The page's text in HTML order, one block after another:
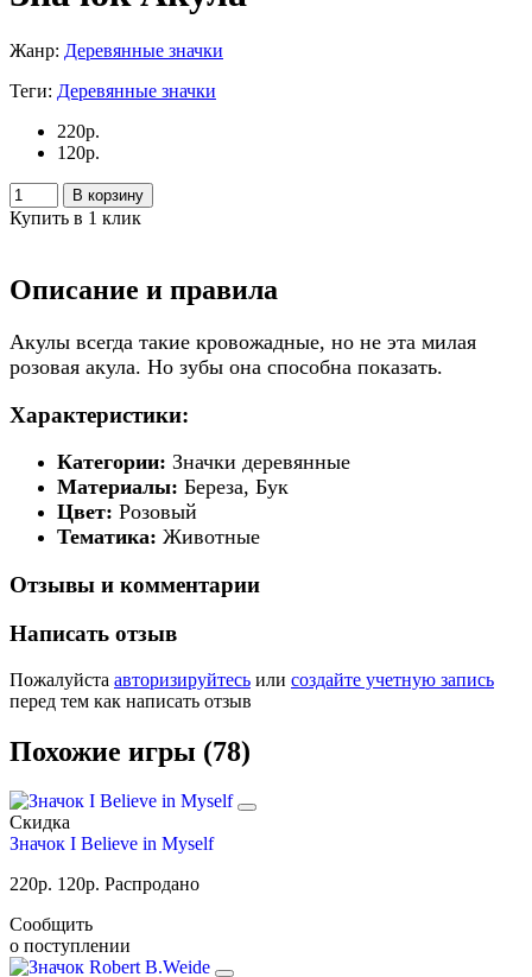
Жанр: Деревянные значки
Теги: Деревянные значки
220р.
120р.
В корзину
Купить в 1 клик
Описание и правила
Акулы всегда такие кровожадные, но не эта милая
розовая акула. Но зубы она способна показать.
Характеристики:
Категории: Значки деревянные
Материалы: Береза, Бук
Цвет: Розовый
Тематика: Животные
Отзывы и комментарии
Написать отзыв
Пожалуйста авторизируйтесь или создайте учетную запись
перед тем как написать отзыв
Похожие игры (78)
Скидка
Значок I Believe in Myself
220р. 120р. Распродано
Сообщить
о поступлении